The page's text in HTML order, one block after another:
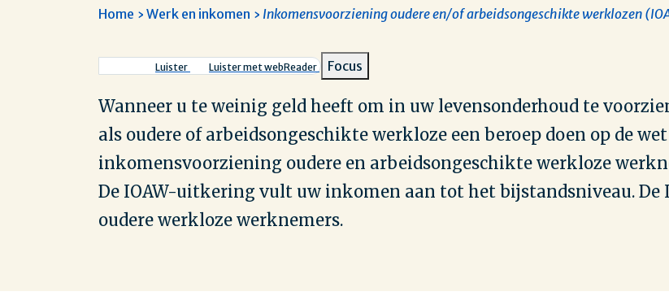
Kruimelpad
Home Werk en inkomen Inkomensvoorziening oudere en/of arbeidsongeschikte werklozen
Luister Luister met webReader Focus
Wanneer u te weinig geld heeft om in uw levensonderhoud te
als oudere of arbeidsongeschikte werkloze een beroep doen op de wet
inkomensvoorziening oudere en arbeidsongeschikte werkloze
De IOAW-uitkering vult uw inkomen aan tot het bijstandsniveau. De
oudere werkloze werknemers.